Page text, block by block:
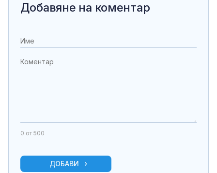
Добавяне на коментар
0 от 500
ДОБАВИ